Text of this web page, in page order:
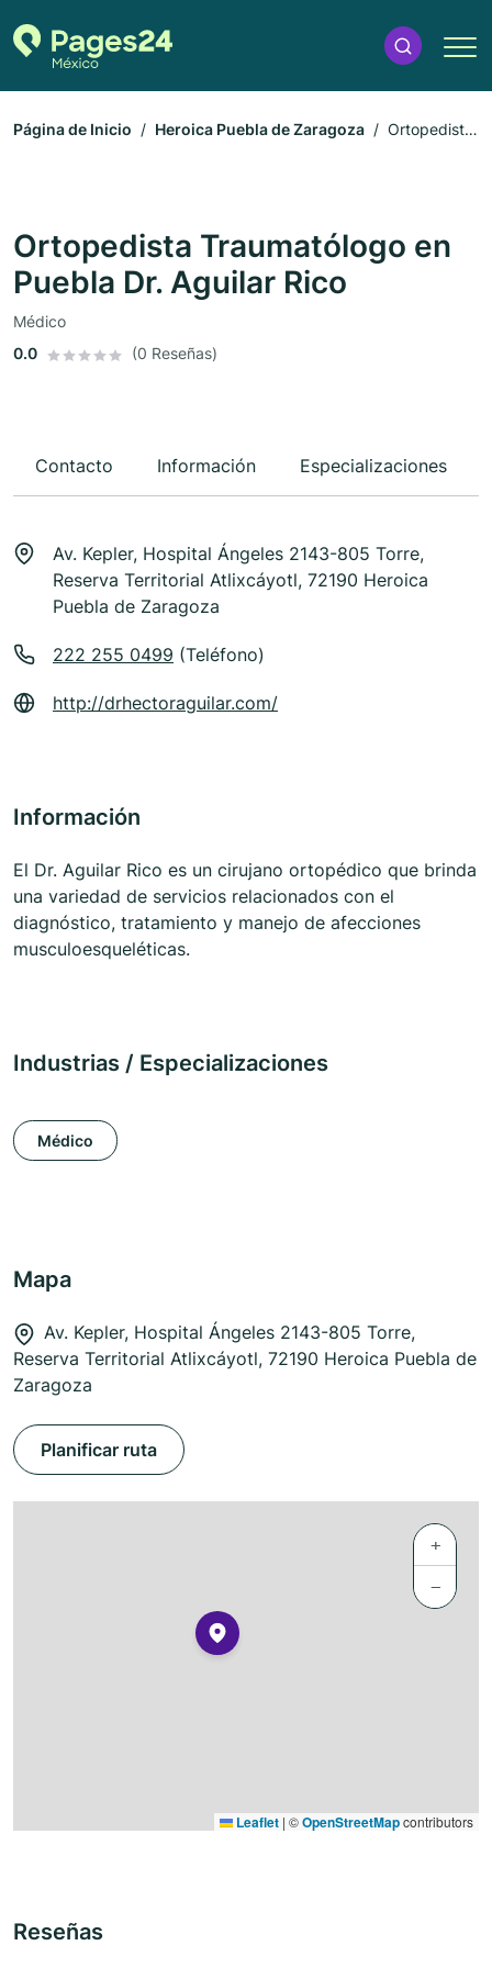
Página de Inicio Heroica Puebla de Zaragoza
Ortopedista
Ortopedista Traumatólogo en
Puebla Dr. Aguilar Rico
Médico
0.0
(0 Reseñas)
Contacto Información Especializaciones
Av. Kepler, Hospital Ángeles 2143-805 Torre,
Reserva Territorial Atlixcáyotl, 72190 Heroica
Puebla de Zaragoza
222 255 0499 (Teléfono)
http://drhectoraguilar.com/
Información
El Dr. Aguilar Rico es un cirujano ortopédico que brinda
una variedad de servicios relacionados con el
diagnóstico, tratamiento y manejo de afecciones
musculoesqueléticas.
Industrias / Especializaciones
Médico
Mapa
Av. Kepler, Hospital Ángeles 2143-805 Torre,
Reserva Territorial Atlixcáyotl, 72190 Heroica Puebla de
Zaragoza
Planificar ruta
+
−
Leaflet | ©OpenStreetMapcontributors
Reseñas